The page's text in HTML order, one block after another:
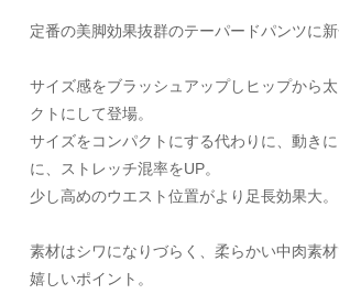
定番の美脚効果抜群のテーパードパンツに
サイズ感をブラッシュアップしヒップから
クトにして登場。
サイズをコンパクトにする代わりに、動き
に、ストレッチ混率をUP。
少し高めのウエスト位置がより足長効果大。
素材はシワになりづらく、柔らかい中肉素
嬉しいポイント。